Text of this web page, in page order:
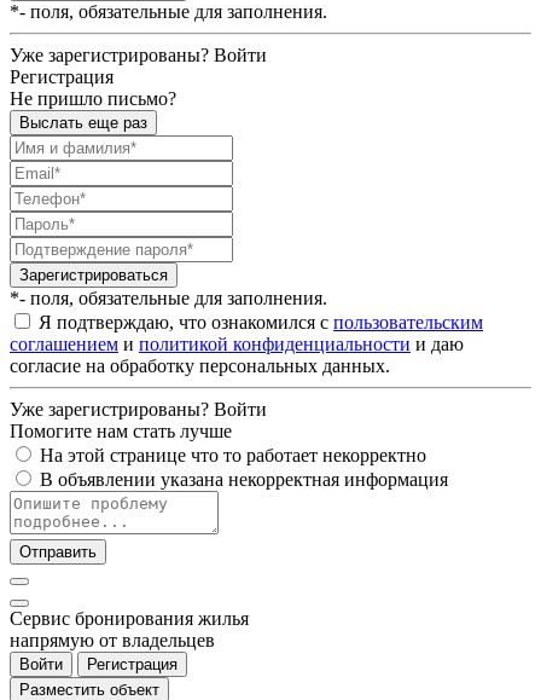
*- поля, обязательные для заполнения.
Уже зарегистрированы? Войти
Регистрация
Не пришло письмо?
Выслать еще раз
Зарегистрироваться
*- поля, обязательные для заполнения.
Я подтверждаю, что ознакомился с пользовательским
соглашением и политикой конфиденциальности и даю
согласие на обработку персональных данных.
Уже зарегистрированы? Войти
Помогите нам стать лучше
На этой странице что то работает некорректно
В объявлении указана некорректная информация
Отправить
Cервис бронирования жилья
напрямую от владельцев
Войти
Регистрация
Разместить объект